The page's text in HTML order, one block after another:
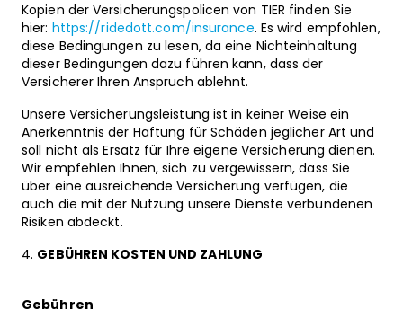
Kopien der Versicherungspolicen von TIER finden Sie
hier: https://ridedott.com/insurance. Es wird empfohlen,
diese Bedingungen zu lesen, da eine Nichteinhaltung
dieser Bedingungen dazu führen kann, dass der
Versicherer Ihren Anspruch ablehnt.
Unsere Versicherungsleistung ist in keiner Weise ein
Anerkenntnis der Haftung für Schäden jeglicher Art und
soll nicht als Ersatz für Ihre eigene Versicherung dienen.
Wir empfehlen Ihnen, sich zu vergewissern, dass Sie
über eine ausreichende Versicherung verfügen, die
auch die mit der Nutzung unsere Dienste verbundenen
Risiken abdeckt.
GEBÜHREN KOSTEN UND ZAHLUNG
Gebühren